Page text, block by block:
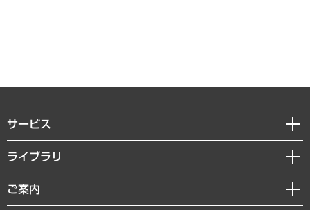
サービス
経営戦略
組織・人事戦略
デジタルイノベーション
ライブラリ
経済調査
レポート
ご案内